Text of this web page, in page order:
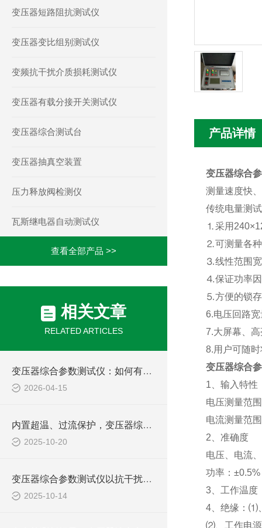
变压器短路阻抗测试仪
变压器变比组别测试仪
变频抗干扰介质损耗测试仪
变压器有载分接开关测试仪
变压器综合测试台
变压器抽真空装置
压力释放阀检测仪
瓦斯继电器自动测试仪
查看全部产品 >>
相关文章
RELATED ARTICLES
变压器综合参数测试仪：如何有效提升电力设备检测效率
2026-04-15
内置超温、过流保护，变压器综合参数测试仪兼顾安全与效率，助力电力现场作业
2025-10-20
变压器综合参数测试仪以抗干扰设计保障复杂电网检测精准
2025-10-14
产品详情
变压器综合
测量速度快
传统电量测
⒈采用
⒉可测量各
⒊线性范围
⒋保证功率
⒌方便的锁
6.电压回路
7.大屏幕、
8.用户可随
变压器综合
1 、输入特性
电压测量范
电流测量范
2 、准确度
电压、电流
功率：±0.5%
3、工作温度
4、绝缘：⑴
⑵、工作电源